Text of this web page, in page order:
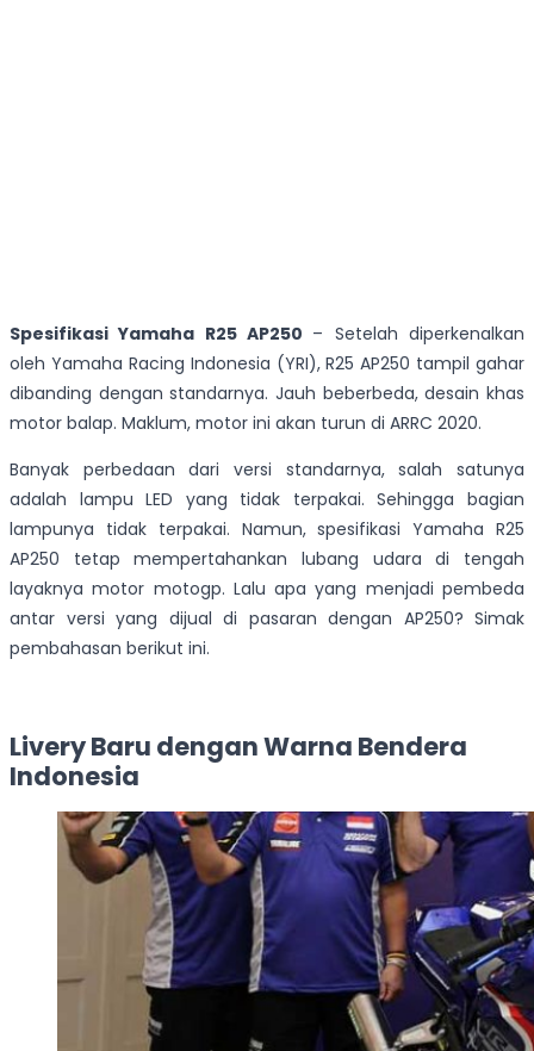
Spesifikasi Yamaha R25 AP250 – Setelah diperkenalkan
oleh Yamaha Racing Indonesia (YRI), R25 AP250 tampil gahar
dibanding dengan standarnya. Jauh beberbeda, desain khas
motor balap. Maklum, motor ini akan turun di ARRC 2020.
Banyak perbedaan dari versi standarnya, salah satunya
adalah lampu LED yang tidak terpakai. Sehingga bagian
lampunya tidak terpakai. Namun, spesifikasi Yamaha R25
AP250 tetap mempertahankan lubang udara di tengah
layaknya motor motogp. Lalu apa yang menjadi pembeda
antar versi yang dijual di pasaran dengan AP250? Simak
pembahasan berikut ini.
Livery Baru dengan Warna Bendera
Indonesia